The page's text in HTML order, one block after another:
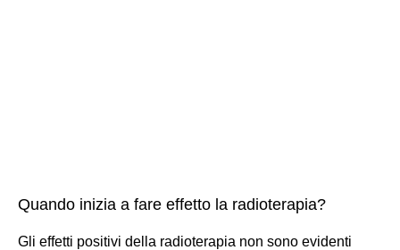
Quando inizia a fare effetto la radioterapia?
Gli effetti positivi della radioterapia non sono evidenti